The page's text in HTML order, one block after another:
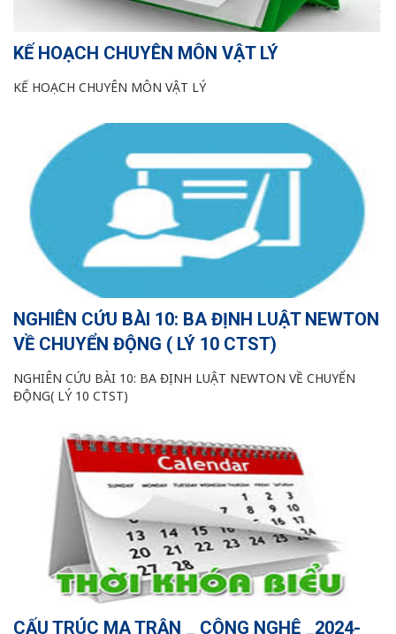
KẾ HOẠCH CHUYÊN MÔN VẬT LÝ
KẾ HOẠCH CHUYÊN MÔN VẬT LÝ
NGHIÊN CỨU BÀI 10: BA ĐỊNH LUẬT NEWTON
VỀ CHUYỂN ĐỘNG ( LÝ 10 CTST)
NGHIÊN CỨU BÀI 10: BA ĐỊNH LUẬT NEWTON VỀ CHUYỂN
ĐỘNG( LÝ 10 CTST)
CẤU TRÚC MA TRẬN _ CÔNG NGHỆ _2024-